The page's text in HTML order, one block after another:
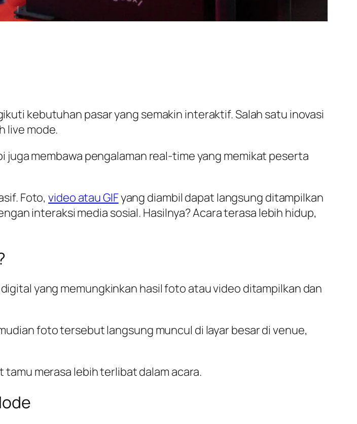
kebutuhan pasar yang semakin interaktif. Salah satu inovasi
live mode.
membawa pengalaman real-time yang memikat peserta
Foto,video atau GIFyang diambil dapat langsung ditampilkan
interaksi media sosial. Hasilnya? Acara terasa lebih hidup,
yang memungkinkan hasil foto atau video ditampilkan dan
foto tersebut langsung muncul di layar besar di venue,
merasa lebih terlibat dalam acara.